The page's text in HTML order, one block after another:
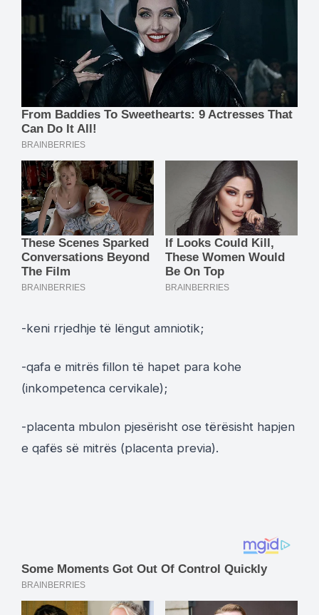
-keni rrjedhje të lëngut amniotik;
-qafa e mitrës fillon të hapet para kohe
(inkompetenca cervikale);
-placenta mbulon pjesërisht ose tërësisht hapjen
e qafës së mitrës (placenta previa).